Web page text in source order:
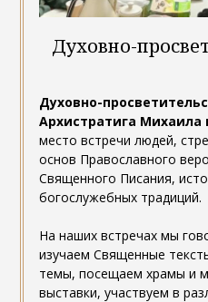
Духовно-
Духовно-
Архистратига Михаила
место встречи людей,
основ Православного
Священного Писания,
богослужебных традиций.
На наших встречах мы
изучаем Священные
темы, посещаем храмы и
выставки, участвуем в